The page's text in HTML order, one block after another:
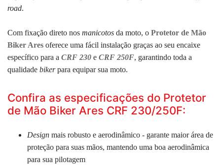
road.
Com fixação direto nos manicotos da moto, o Protetor de Mão
Biker Ares oferece uma fácil instalação graças ao seu encaixe
específico para a CRF 230 e CRF 250F, garantindo toda a
qualidade bikerpara equipar sua moto.
Confira as especificações do Protetor
de Mão Biker Ares CRF 230/250F:
Design mais robusto e aerodinâmico - garante maior área de
proteção para suas mãos, mantendo uma boa aerodinâmica
para sua pilotagem